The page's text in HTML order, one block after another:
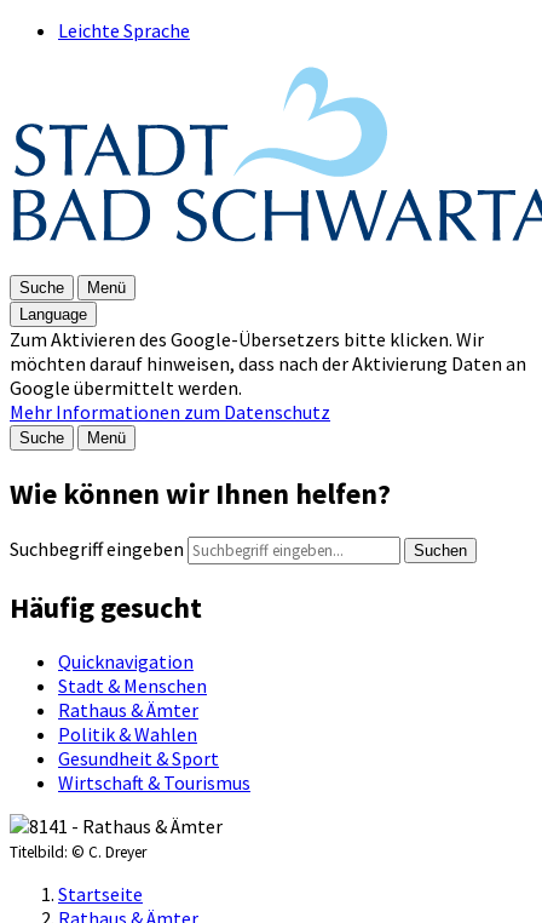
Leichte Sprache
Suche
Menü
Language
Zum Aktivieren des Google-Übersetzers bitte klicken. Wir
möchten darauf hinweisen, dass nach der Aktivierung Daten an
Google übermittelt werden.
Mehr Informationen zum Datenschutz
Suche Menü
Wie können wir Ihnen helfen?
Suchbegriff eingeben Suchen
Häufig gesucht
Quicknavigation
Stadt & Menschen
Rathaus & Ämter
Politik & Wahlen
Gesundheit & Sport
Wirtschaft & Tourismus
Titelbild: © C. Dreyer
Startseite